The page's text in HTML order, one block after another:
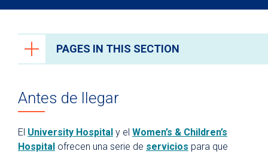
PAGES IN THIS SECTION
¿Por qué University Health?
Facturación y seguros médicos
Antes de llegar
El University Hospital y el Women’s & Children’s
Hospital ofrecen una serie de servicios para que